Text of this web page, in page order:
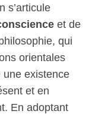
s’articule
et de
qui
orientales
une existence
et en
En adoptant